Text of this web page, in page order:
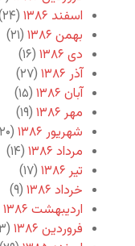
اسفند ۱۳۸۶
(۲۴)
بهمن ۱۳۸۶
(۲۱)
دی ۱۳۸۶
(۱۶)
آذر ۱۳۸۶
(۲۷)
آبان ۱۳۸۶
(۱۵)
مهر ۱۳۸۶
(۱۹)
شهریور ۱۳۸۶
(۲۰)
مرداد ۱۳۸۶
(۱۴)
تیر ۱۳۸۶
(۱۷)
خرداد ۱۳۸۶
(۹)
اردیبهشت ۱۳۸۶
فروردین ۱۳۸۶
(۲۳)